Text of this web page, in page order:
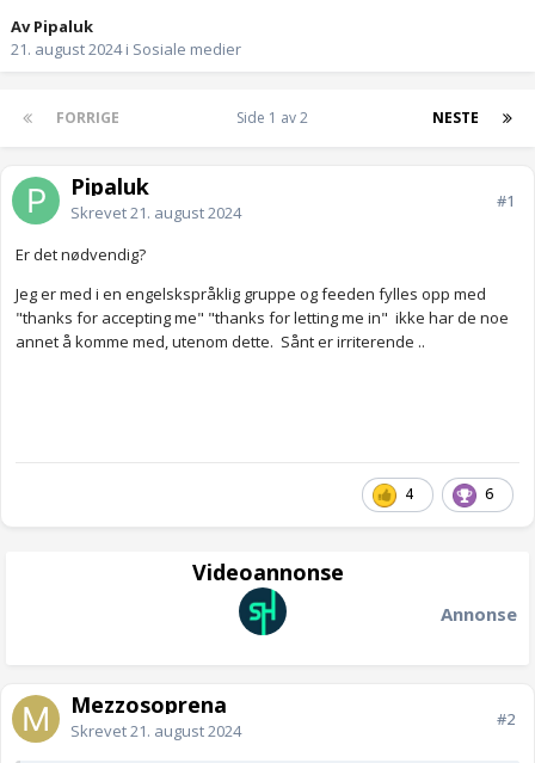
Av Pipaluk
21. august 2024i Sosiale medier
FORRIGE NESTE
Side 1 av 2
Pipaluk
Skrevet21. august 2024
#1
Er det nødvendig?
Jeg er med i en engelskspråklig gruppe og feeden fylles opp med
"thanks for accepting me" "thanks for letting me in" ikke har de noe
annet å komme med, utenom dette. Sånt er irriterende ..
4 6
Videoannonse
Annonse
Mezzosoprena
Skrevet21. august 2024
#2